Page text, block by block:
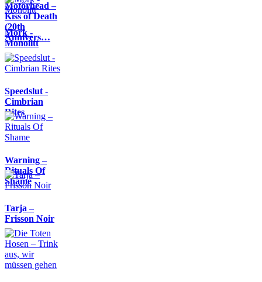
Motörhead –
Kiss of Death
(20th
Annivers…
Mork -
Monolitt
Speedslut -
Cimbrian
Rites
Warning –
Rituals Of
Shame
Tarja –
Frisson Noir